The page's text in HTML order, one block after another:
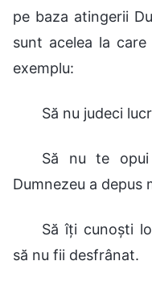
pe baza atingerii
sunt acelea la
exemplu:
Să nu judeci
Să nu te opui
Dumnezeu a depus
Să îți cunoști
să nu fii desfrânat.